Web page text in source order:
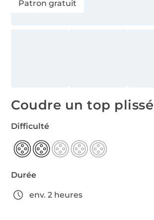
Patron gratuit
Coudre un top plissé
Difficulté
Durée
env. 2 heures